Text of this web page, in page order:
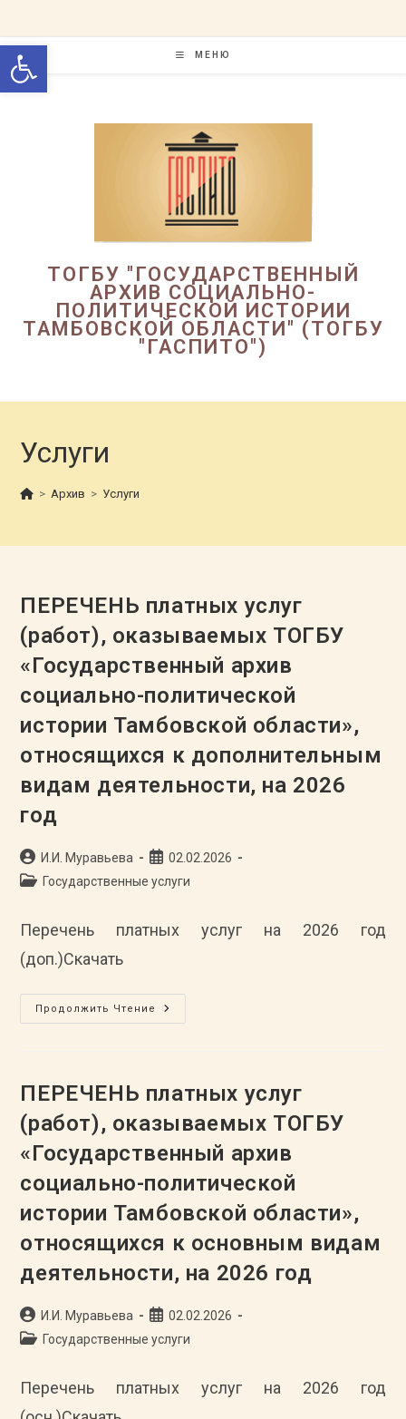
Открыть панель
содержимому
МЕНЮ
ТОГБУ "ГОСУДАРСТВЕННЫЙ
АРХИВ СОЦИАЛЬНО-
ПОЛИТИЧЕСКОЙ ИСТОРИИ
ТАМБОВСКОЙ ОБЛАСТИ" (ТОГБУ
"ГАСПИТО")
Услуги
> Архив > Услуги
ПЕРЕЧЕНЬ платных услуг
(работ), оказываемых ТОГБУ
«Государственный архив
социально-политической
истории Тамбовской области»,
относящихся к дополнительным
видам деятельности, на 2026
год
Автор
записи:
И.И. Муравьева
Запись
опубликована:
02.02.2026
РубрикаГосударственные услуги
Перечень платных услуг на 2026 год
(доп.)Скачать
Продолжить Чтение
ПЕРЕЧЕНЬ
Платных
Архив
Политической
Тамбовской
Области»,
К
Видам
Деятельности,
На
2026
ПЕРЕЧЕНЬ платных услуг
(работ), оказываемых ТОГБУ
«Государственный архив
социально-политической
истории Тамбовской области»,
относящихся к основным видам
деятельности, на 2026 год
Автор
записи:
И.И. Муравьева
Запись
опубликована:
02.02.2026
РубрикаГосударственные услуги
Перечень платных услуг на 2026 год